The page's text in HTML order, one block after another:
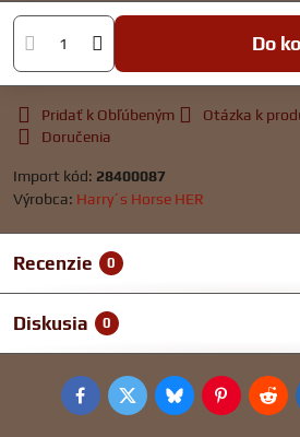
Do
Pridať k Obľúbeným Otázka k
Doručenia
Import kód: 28400087
Výrobca: Harry´s Horse HER
Recenzie 0
Diskusia 0
FacebookTwitterBlueskyPinterest